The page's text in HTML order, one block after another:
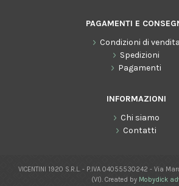
PAGAMENTI E
Condizioni di vendita
Spedizioni
Pagamenti
INFORMAZIONI
Chi siamo
Contatti
VICENTINI 1920 S.R.L. - P.IVA 04055530242 - Via
(VI). Created by Mobydick